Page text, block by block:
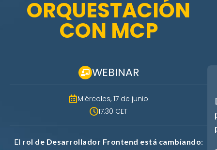
ORQUESTACIÓN
CON MCP
WEBINAR
Miércoles, 17 de junio
17.30 CET
El rol de Desarrollador Frontend está cambiando: